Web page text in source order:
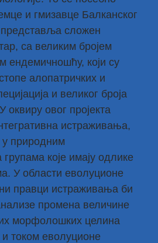
и гмизавце Балканског
представља сложен
са великим бројем
ендемичношћу, који су
алопатричких и
и великог броја
оквиру овог пројекта
истраживања,
у природним
које имају одлике
У области еволуционе
правци истраживања би
промена величине
морфолошких целина
и током еволуционе